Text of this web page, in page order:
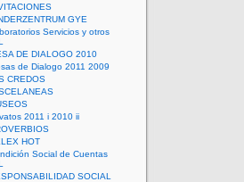
GYE
Servicios y otros
DE DIALOGO 2010
de Dialogo 2011 2009
CREDOS
2011 i 2010 ii
HOT
Social de Cuentas
SOCIAL